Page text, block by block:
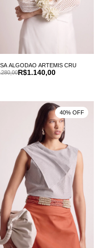
ALGODAO ARTEMIS CRU
R$1.140,00
40% OFF